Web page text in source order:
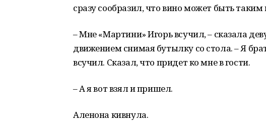
сразу сообразил, что вино может быть
– Мне «Мартини» Игорь всучил, – сказала
движением снимая бутылку со стола. – Я
всучил. Сказал, что придет ко мне в гости.
– А я вот взял и пришел.
Аленона кивнула.